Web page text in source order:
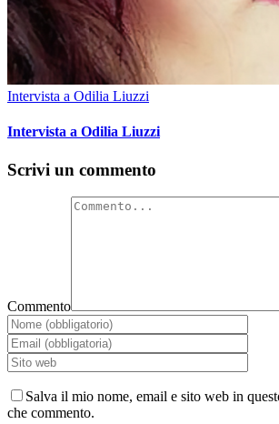
Intervista a Odilia Liuzzi
Intervista a Odilia Liuzzi
Scrivi un commento
Commento
Salva il mio nome, email e sito web in
che commento.